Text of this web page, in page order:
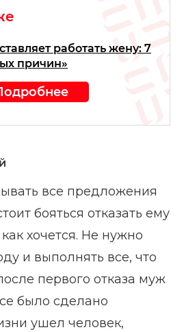
работать жену: 7
причин»
все предложения
бояться отказать ему
хочется. Не нужно
и выполнять все, что
первого отказа муж
было сделано
ушел человек,